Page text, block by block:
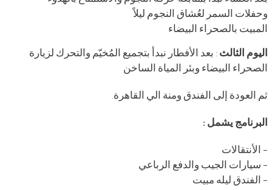
وحفلات السمر لعُشاق النجوم ليلاً
المبيت بالصحراء البيضاء
اليوم الثالث : بعد الأفطار نبدأ بتجميع المُخيّم والتحرك لزيارة
الصحراء البيضاء وبئر المياة الساخن
ثم العودة إلى الفندق ومنة الي القاهرة.
البرنامج يشمل :
– الأنتقالات
– سيارات الجيب والدفع الرباعي
– الفندق ليله مبيت